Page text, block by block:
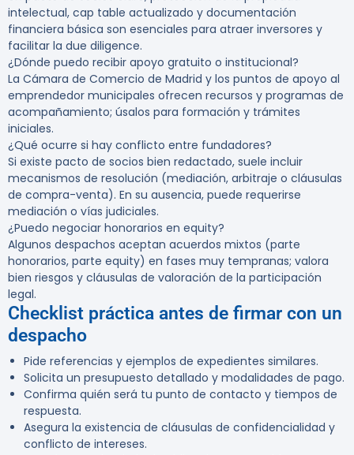
intelectual, cap table actualizado y documentación
financiera básica son esenciales para atraer inversores y
facilitar la due diligence.
¿Dónde puedo recibir apoyo gratuito o institucional?
La Cámara de Comercio de Madrid y los puntos de apoyo al
emprendedor municipales ofrecen recursos y programas de
acompañamiento; úsalos para formación y trámites
iniciales.
¿Qué ocurre si hay conflicto entre fundadores?
Si existe pacto de socios bien redactado, suele incluir
mecanismos de resolución (mediación, arbitraje o cláusulas
de compra-venta). En su ausencia, puede requerirse
mediación o vías judiciales.
¿Puedo negociar honorarios en equity?
Algunos despachos aceptan acuerdos mixtos (parte
honorarios, parte equity) en fases muy tempranas; valora
bien riesgos y cláusulas de valoración de la participación
legal.
Checklist práctica antes de firmar con un
despacho
Pide referencias y ejemplos de expedientes similares.
Solicita un presupuesto detallado y modalidades de pago.
Confirma quién será tu punto de contacto y tiempos de
respuesta.
Asegura la existencia de cláusulas de confidencialidad y
conflicto de intereses.